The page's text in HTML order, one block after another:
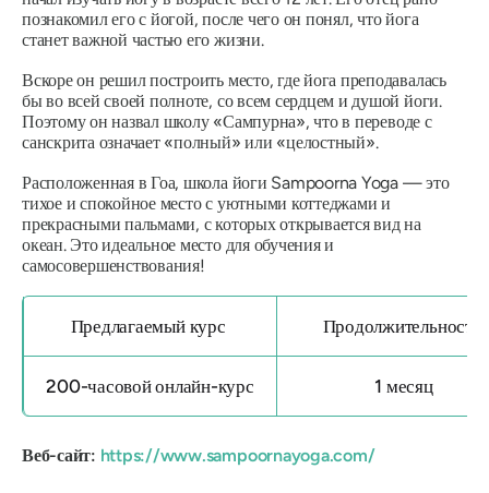
познакомил его с йогой, после чего он понял, что йога
станет важной частью его жизни.
Вскоре он решил построить место, где йога преподавалась
бы во всей своей полноте, со всем сердцем и душой йоги.
Поэтому он назвал школу «Сампурна», что в переводе с
санскрита означает «полный» или «целостный».
Расположенная в Гоа, школа йоги Sampoorna Yoga — это
тихое и спокойное место с уютными коттеджами и
прекрасными пальмами, с которых открывается вид на
океан. Это идеальное место для обучения и
самосовершенствования!
Предлагаемый курс Продолжительность
200-часовой онлайн-курс 1 месяц
Веб-сайт: https://www.sampoornayoga.com/